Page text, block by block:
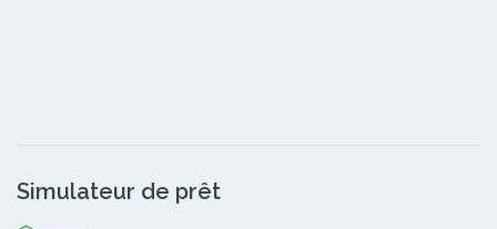
Simulateur de prêt